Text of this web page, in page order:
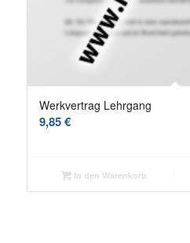
Werkvertrag Lehrgang
9,85€
In den Warenkorb